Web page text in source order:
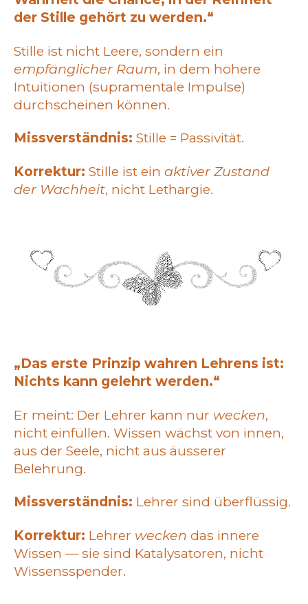
der Stille gehört zu werden.“
Stille ist nicht Leere, sondern ein
empfänglicher Raum, in dem höhere
Intuitionen (supramentale Impulse)
durchscheinen können.
Missverständnis: Stille = Passivität.
Korrektur: Stille ist ein aktiver Zustand
der Wachheit, nicht Lethargie.
„Das erste Prinzip wahren Lehrens ist:
Nichts kann gelehrt werden.“
Er meint: Der Lehrer kann nur wecken,
nicht einfüllen. Wissen wächst von innen,
aus der Seele, nicht aus äusserer
Belehrung.
Missverständnis: Lehrer sind überflüssig.
Korrektur: Lehrer wecken das innere
Wissen — sie sind Katalysatoren, nicht
Wissensspender.